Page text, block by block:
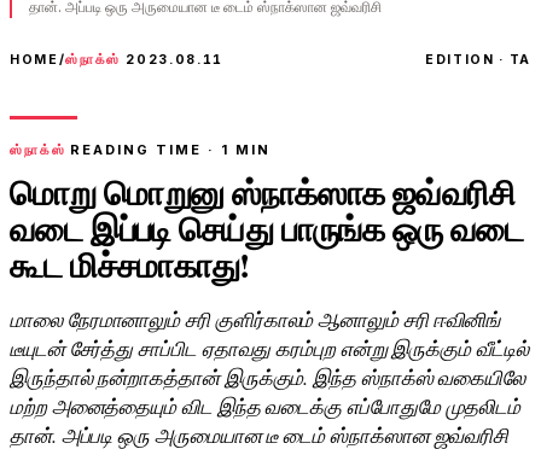
தான். அப்படி ஒரு அருமையான டீ டைம் ஸ்நாக்ஸான ஜவ்வரிசி
HOME/ஸ்நாக்ஸ் 2023.08.11 EDITION · TA
ஸ்நாக்ஸ் READING TIME · 1 MIN
மொறு மொறுனு ஸ்நாக்ஸாக ஜவ்வரிசி
வடை இப்படி செய்து பாருங்க ஒரு வடை
கூட மிச்சமாகாது!
மாலை நேரமானாலும் சரி குளிர்காலம் ஆனாலும் சரி ஈவினிங்
டீயுடன் சேர்த்து சாப்பிட ஏதாவது கரம்புற என்று இருக்கும் வீட்டில்
இருந்தால் நன்றாகத்தான் இருக்கும். இந்த ஸ்நாக்ஸ் வகையிலே
மற்ற அனைத்தையும் விட இந்த வடைக்கு எப்போதுமே முதலிடம்
தான். அப்படி ஒரு அருமையான டீ டைம் ஸ்நாக்ஸான ஜவ்வரிசி